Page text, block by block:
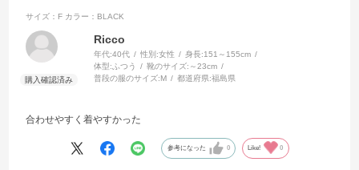
サイズ：F カラー：BLACK
Ricco
年代:40代 性別:女性 身長:151～155cm
体型: ふつう 靴のサイズ: ～23cm
普段の服のサイズ:M 都道府県:福島県
合わせやすく着やすかった
参考になった 0 Like! 0